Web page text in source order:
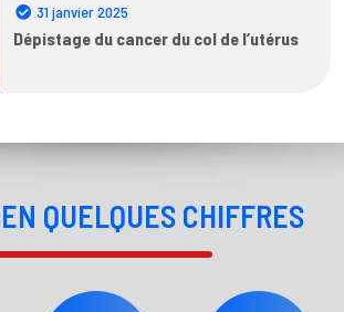
31 janvier 2025
Dépistage du cancer du col de l’utérus
QUELQUES CHIFFRES